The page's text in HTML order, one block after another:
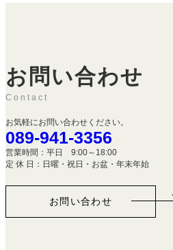
お問い合わせ
Contact
お気軽にお問い合わせください。
089-941-3356
営業時間：平日 9:00～18:00
定 休 日：日曜・祝日・お盆・年末年始
お問い合わせ